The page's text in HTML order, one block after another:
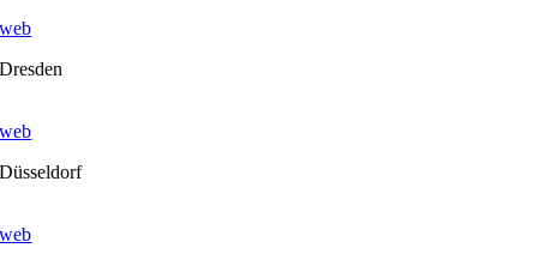
web
Dresden
web
Düsseldorf
web